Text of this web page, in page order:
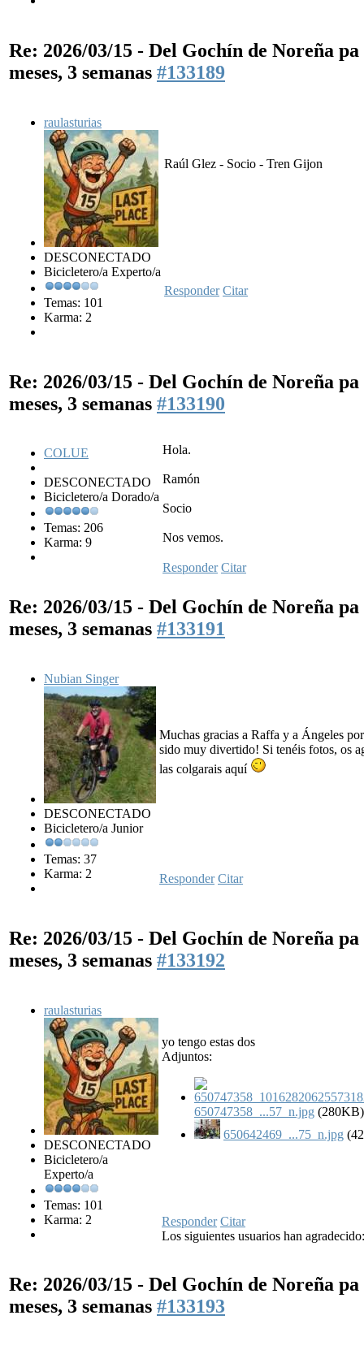
Re: 2026/03/15 - Del Gochín de Noreña
meses, 3 semanas #133189
raulasturias
DESCONECTADO
Bicicletero/a Experto/a
Temas: 101
Karma: 2
Raúl Glez - Socio - Tren Gijon
Responder Citar
Re: 2026/03/15 - Del Gochín de Noreña
meses, 3 semanas #133190
COLUE
DESCONECTADO
Bicicletero/a Dorado/a
Temas: 206
Karma: 9
Hola.
Ramón
Socio
Nos vemos.
Responder Citar
Re: 2026/03/15 - Del Gochín de Noreña
meses, 3 semanas #133191
Nubian Singer
DESCONECTADO
Bicicletero/a Junior
Temas: 37
Karma: 2
Muchas gracias a Raffa y a Ángeles
sido muy divertido! Si tenéis fotos, os
las colgarais aquí
Responder Citar
Re: 2026/03/15 - Del Gochín de Noreña
meses, 3 semanas #133192
raulasturias
DESCONECTADO
Bicicletero/a
Experto/a
Temas: 101
Karma: 2
yo tengo estas dos
Adjuntos:
650747358_...57_n.jpg (280KB)
650642469_...75_n.jpg
Responder Citar
Los siguientes usuarios han
Re: 2026/03/15 - Del Gochín de Noreña
meses, 3 semanas #133193